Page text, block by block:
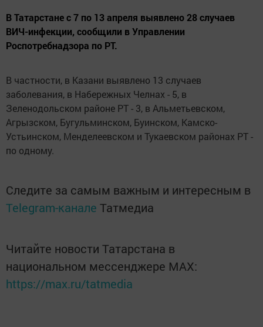
В Татарстане с 7 по 13 апреля выявлено 28 случаев
ВИЧ-инфекции, сообщили в Управлении
Роспотребнадзора по РТ.
В частности, в Казани выявлено 13 случаев
заболевания, в Набережных Челнах - 5, в
Зеленодольском районе РТ - 3, в Альметьевском,
Агрызском, Бугульминском, Буинском, Камско-
Устьинском, Менделеевском и Тукаевском районах РТ -
по одному.
Следите за самым важным и интересным в
Telegram-канале Татмедиа
Читайте новости Татарстана в
национальном мессенджере MАХ:
https://max.ru/tatmedia